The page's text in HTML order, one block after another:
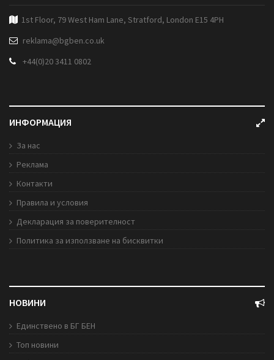
1st Floor, 79 West Ham Lane, Stratford, London E15 4PH
reklama@bgben.co.uk
+44(0)20 3411 0802
ИНФОРМАЦИЯ
За нас
Реклама
Контакти
Правила и условия
Декларация за поверителност
Политика за използване на бисквитки
НОВИНИ
Единствено в БГ БЕН
Топ новини